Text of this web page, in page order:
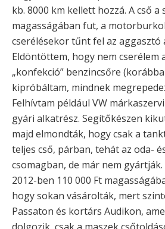
kb. 8000 km kellett hozzá. A cső a
magasságában fut, a
cserélésekor tűnt fel az aggasztó
Eldöntöttem, hogy nem cserélem
„konfekció” benzincsőre
kipróbáltam, mindnek
Felhívtam például VW
gyári alkatrész. Segítőkészen
majd elmondták, hogy csak a
teljes cső, párban, tehát az oda-
csomagban, de már nem
2012-ben 110 000 Ft
hogy sokan vásárolták, mert
Passaton és kortárs Audikon,
dolgozik, csak a maszek